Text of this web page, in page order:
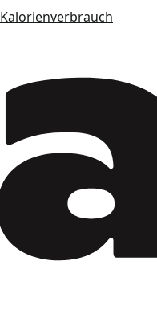
Kalorienverbrauch